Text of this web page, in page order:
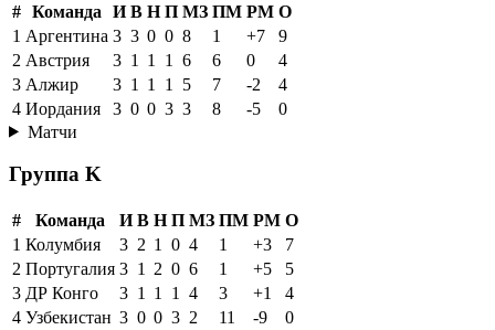
# Команда И В Н П МЗ ПМ РМ О
1 Аргентина 3 3 0 0 8 1 +7
9
2 Австрия 3 1 1 1 6 6 0
4
3 Алжир 3 1 1 1 5 7 -2
4
4 Иордания 3 0 0 3 3 8 -5
0
Матчи
Группа K
# Команда И В Н П МЗ ПМ РМ О
1 Колумбия 3 2 1 0 4 1 +3
7
2 Португалия 3 1 2 0 6 1 +5
5
3 ДР Конго 3 1 1 1 4 3 +1
4
4 Узбекистан 3 0 0 3 2 11 -9
0